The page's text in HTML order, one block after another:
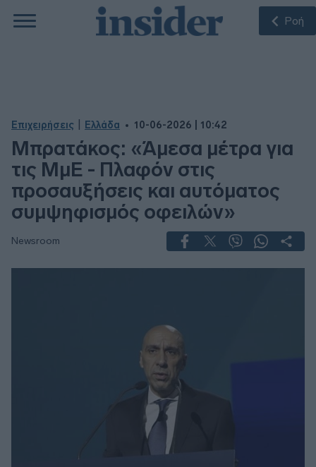
Ροή
Επιχειρήσεις Ελλάδα 10-06-2026 | 10:42
Μπρατάκος: «Άμεσα μέτρα για
τις ΜμΕ - Πλαφόν στις
προσαυξήσεις και αυτόματος
συμψηφισμός οφειλών»
Newsroom